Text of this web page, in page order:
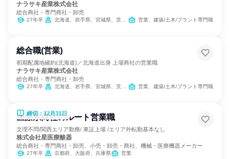
ナラサキ産業株式会社
総合商社・専門商社・卸売
27年卒 北海道、岩手県、宮城県、茨城県、埼玉県、東京都、神奈川県、山梨県、静岡県、愛知県、大阪府、福岡県 営業、建築/土木/プラント専門職
総合職(営業)
初期配属地確約(北海道)／北海道出身 上場商社の営業職
ナラサキ産業株式会社
総合商社・専門商社・卸売
27年卒 北海道、岩手県、宮城県、茨城県、埼玉県、東京都、神奈川県、山梨県、静岡県、愛知県、大阪府、福岡県 営業、建築/土木/プラント専門職
締切：12月31日
医療系商社のルート営業職
文理不問/関西エリア勤務/ 東証上場 /エリア外転勤基本なし
株式会社星医療酸器
総合商社・専門商社・卸売、小売・卸売・商社、機械・医療機器メーカー
27年卒 京都府、大阪府、兵庫県 営業